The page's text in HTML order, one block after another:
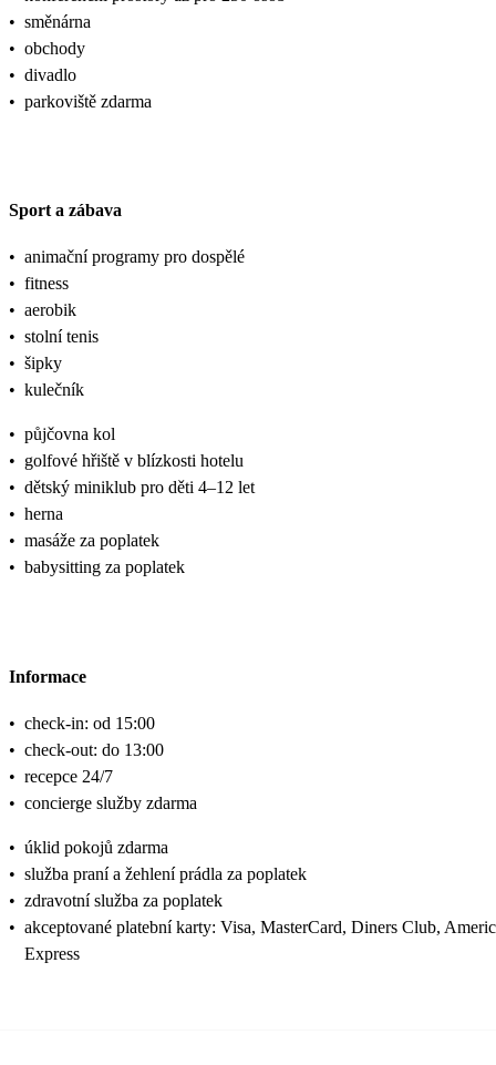
• směnárna
• obchody
• divadlo
• parkoviště zdarma
Sport a zábava
• animační programy pro dospělé
• fitness
• aerobik
• stolní tenis
• šipky
• kulečník
• půjčovna kol
• golfové hřiště v blízkosti hotelu
• dětský miniklub pro děti 4–12 let
• herna
• masáže za poplatek
• babysitting za poplatek
Informace
• check-in: od 15:00
• check-out: do 13:00
• recepce 24/7
• concierge služby zdarma
• úklid pokojů zdarma
• služba praní a žehlení prádla za poplatek
• zdravotní služba za poplatek
• akceptované platební karty: Visa, MasterCard, Diners Club,
Express